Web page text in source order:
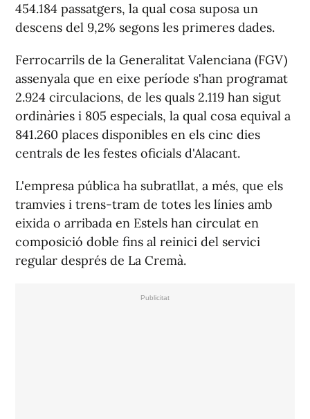
454.184 passatgers, la qual cosa suposa un
descens del 9,2% segons les primeres dades.
Ferrocarrils de la Generalitat Valenciana (FGV)
assenyala que en eixe període s'han programat
2.924 circulacions, de les quals 2.119 han sigut
ordinàries i 805 especials, la qual cosa equival a
841.260 places disponibles en els cinc dies
centrals de les festes oficials d'Alacant.
L'empresa pública ha subratllat, a més, que els
tramvies i trens-tram de totes les línies amb
eixida o arribada en Estels han circulat en
composició doble fins al reinici del servici
regular després de La Cremà.